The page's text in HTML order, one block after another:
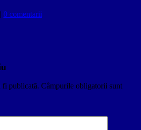
| 0 comentarii
fi publicată. Câmpurile obligatorii sunt